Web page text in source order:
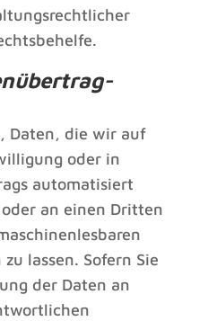
Daten, die wir auf
oder in
automatisiert
an einen Dritten
lassen. Sofern Sie
der Daten an